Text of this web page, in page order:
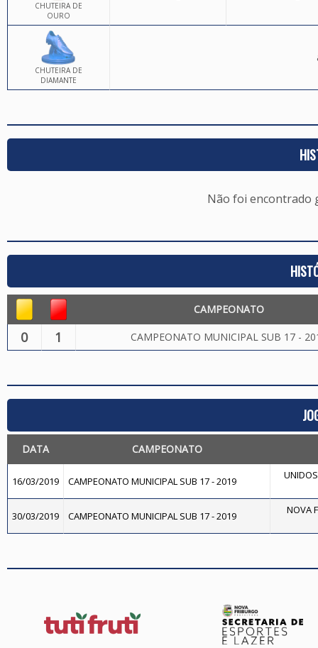
CHUTEIRA DE
OURO
CHUTEIRA DE
DIAMANTE
Não foi encontrado
CAMPEONATO
0 1 CAMPEONATO MUNICIPAL SUB 17 -
DATA CAMPEONATO
16/03/2019 CAMPEONATO MUNICIPAL SUB 17 - 2019
30/03/2019 CAMPEONATO MUNICIPAL SUB 17 - 2019 NOVA